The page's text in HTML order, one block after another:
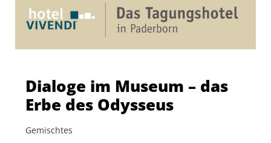
Dialoge im Museum – das
Erbe des Odysseus
Gemischtes